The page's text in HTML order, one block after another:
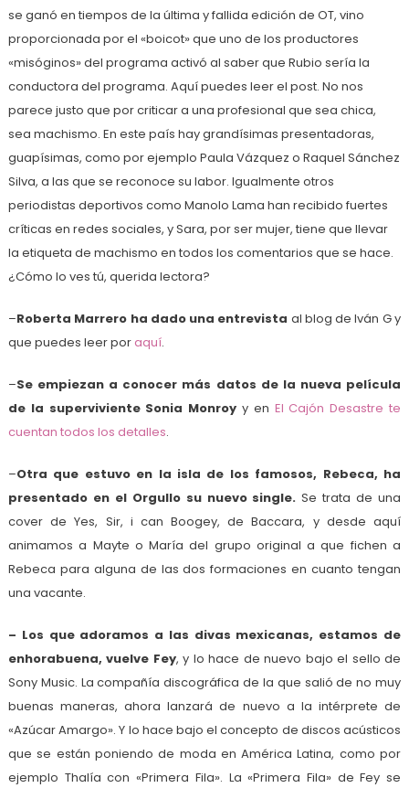
se ganó en tiempos de la última y fallida edición de OT, vino
proporcionada por el «boicot» que uno de los productores
«misóginos» del programa activó al saber que Rubio sería la
conductora del programa. Aquí puedes leer el post. No nos
parece justo que por criticar a una profesional que sea chica,
sea machismo. En este país hay grandísimas presentadoras,
guapísimas, como por ejemplo Paula Vázquez o Raquel Sánchez
Silva, a las que se reconoce su labor. Igualmente otros
periodistas deportivos como Manolo Lama han recibido fuertes
críticas en redes sociales, y Sara, por ser mujer, tiene que llevar
la etiqueta de machismo en todos los comentarios que se hace.
¿Cómo lo ves tú, querida lectora?
–Roberta Marrero ha dado una entrevista al blog de Iván G y
que puedes leer poraquí.
–Se empiezan a conocer más datos de la nueva película
de la superviviente Sonia Monroy y en El Cajón Desastre te
cuentan todos los detalles.
–Otra que estuvo en la isla de los famosos, Rebeca, ha
presentado en el Orgullo su nuevo single. Se trata de una
cover de Yes, Sir, i can Boogey, de Baccara, y desde aquí
animamos a Mayte o María del grupo original a que fichen a
Rebeca para alguna de las dos formaciones en cuanto tengan
una vacante.
– Los que adoramos a las divas mexicanas, estamos de
enhorabuena, vuelve Fey, y lo hace de nuevo bajo el sello de
Sony Music. La compañía discográfica de la que salió de no muy
buenas maneras, ahora lanzará de nuevo a la intérprete de
«Azúcar Amargo». Y lo hace bajo el concepto de discos acústicos
que se están poniendo de moda en América Latina, como por
ejemplo Thalía con «Primera Fila». La «Primera Fila» de Fey se